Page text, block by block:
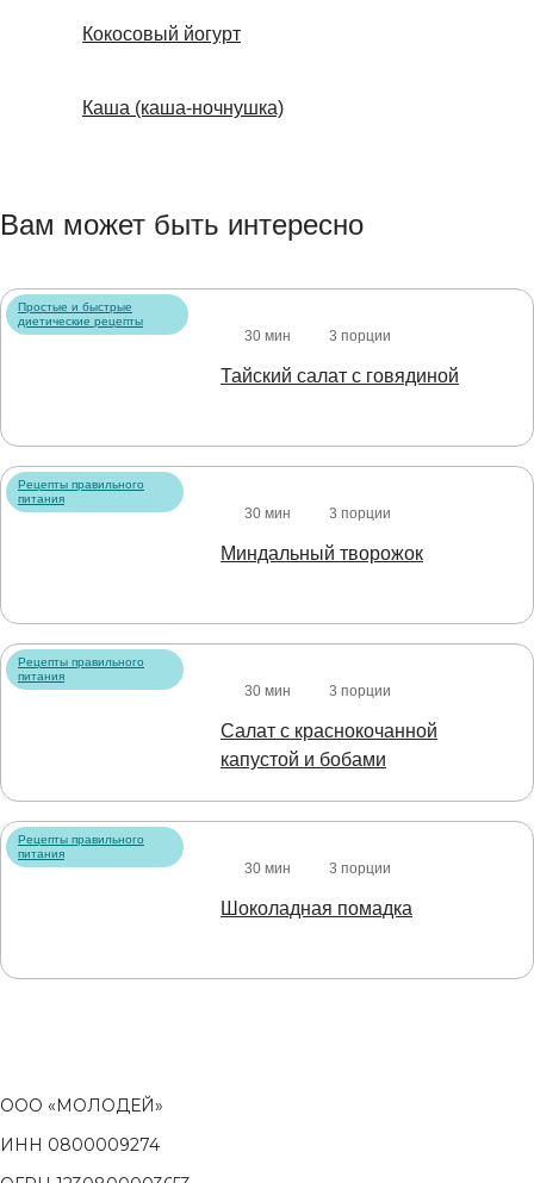
Кокосовый йогурт
Каша (каша-ночнушка)
Вам может быть интересно
Простые и быстрые
диетические рецепты
30 мин 3 порции
Тайский салат с говядиной
Рецепты правильного
питания
30 мин 3 порции
Миндальный творожок
Рецепты правильного
питания
30 мин 3 порции
Салат с краснокочанной
капустой и бобами
Рецепты правильного
питания
30 мин 3 порции
Шоколадная помадка
ООО «МОЛОДЕЙ»
ИНН 0800009274